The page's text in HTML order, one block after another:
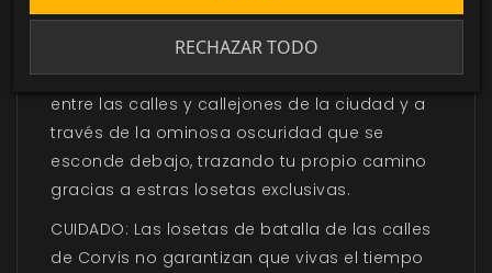
Corvis, donde se dice que los muertos son
más numerosos que los vivos. Ábrete paso
entre las calles y callejones de la ciudad y a
través de la ominosa oscuridad que se
esconde debajo, trazando tu propio camino
gracias a estras losetas exclusivas.
CUIDADO: Las losetas de batalla de las calles
de Corvis no garantizan que vivas el tiempo
RECHAZAR TODO